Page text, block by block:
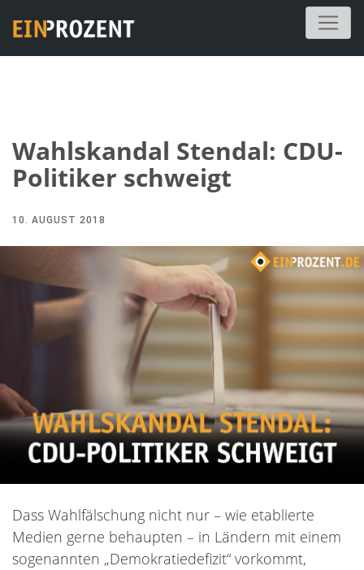
Wahlskandal Stendal: CDU-
Politiker schweigt
10. AUGUST 2018
Dass Wahlfälschung nicht nur – wie etablierte
Medien gerne behaupten – in Ländern mit einem
sogenannten „Demokratiedefizit“ vorkommt,